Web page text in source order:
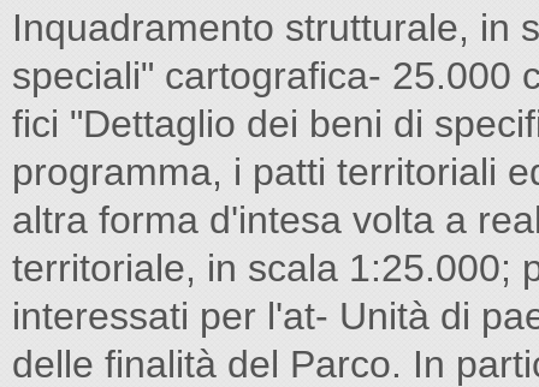
Inquadramento strutturale, in
speciali" cartografica- 25.000
fici "Dettaglio dei beni di
programma, i patti territoriali
altra forma d'intesa volta a
territoriale, in scala 1:25.000;
interessati per l'at- Unità di
delle finalità del Parco. In